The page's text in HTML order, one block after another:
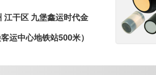
江干区 九堡鑫运时代金
运中心地铁站500米）